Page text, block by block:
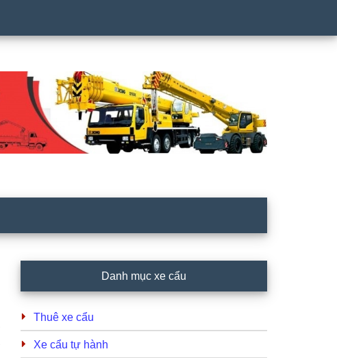
Sidebar
Danh mục xe cẩu
Thuê xe cẩu
Xe cẩu tự hành